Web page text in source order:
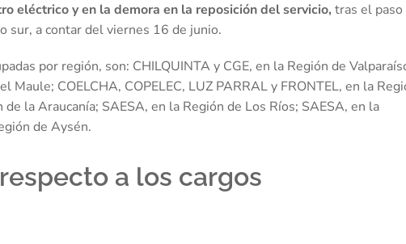
eléctrico y en la demora en la reposición del servicio, tras el paso
sur, a contar del viernes 16 de junio.
por región, son: CHILQUINTA y CGE, en la Región de
Maule; COELCHA, COPELEC, LUZ PARRAL y FRONTEL, en la
la Araucanía; SAESA, en la Región de Los Ríos; SAESA, en la
de Aysén.
a los cargos